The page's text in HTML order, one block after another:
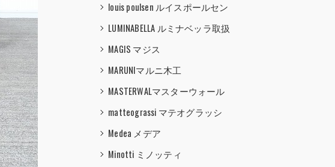
louis poulsen ルイスポールセン
LUMINABELLA ルミナベッラ取扱
MAGIS マジス
MARUNIマルニ木工
MASTERWALマスターウォール
matteograssi マテオグラッシ
Medea メデア
Minotti ミノッティ